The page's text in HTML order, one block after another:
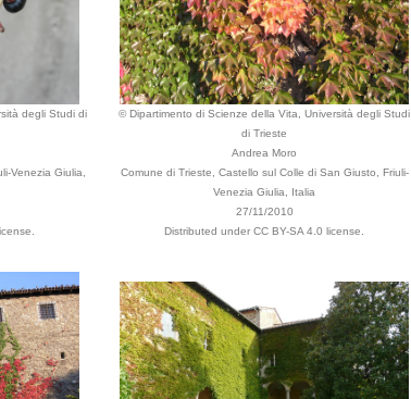
degli Studi di
Venezia Giulia,
© Dipartimento di Scienze della Vita, Università degli Studi
di Trieste
Andrea Moro
Comune di Trieste, Castello sul Colle di San Giusto, Friuli-
Venezia Giulia, Italia
27/11/2010
Distributed under CC BY-SA 4.0 license.